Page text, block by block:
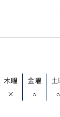
木曜
×
金曜
○
土
○